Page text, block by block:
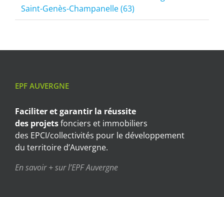
Saint-Genès-Champanelle (63)
EPF AUVERGNE
Faciliter et garantir la réussite
des projetsfonciers et immobiliers
des EPCI/collectivités pour le développement
du territoire d’Auvergne.
En savoir + sur l’EPF Auvergne